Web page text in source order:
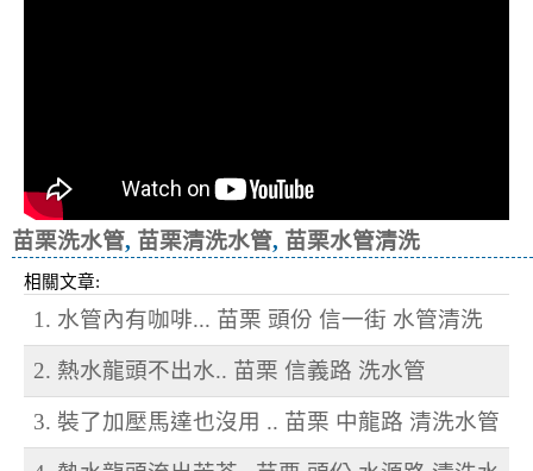
苗栗洗水管, 苗栗清洗水管, 苗栗水管清洗
相關文章:
1. 水管內有咖啡... 苗栗 頭份 信一街 水管清洗
2. 熱水龍頭不出水.. 苗栗 信義路 洗水管
3. 裝了加壓馬達也沒用 .. 苗栗 中龍路 清洗水管